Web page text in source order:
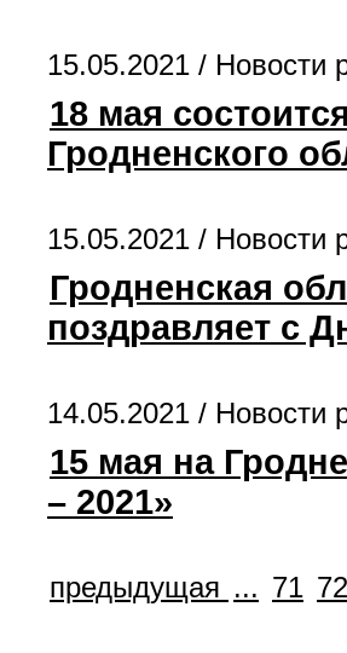
15.05.2021 / Новости
18 мая
Гродненского
15.05.2021 / Новости
Гродненская
поздравляет с
14.05.2021 / Новости
15 мая на
– 2021»
предыдущая ... 71 72